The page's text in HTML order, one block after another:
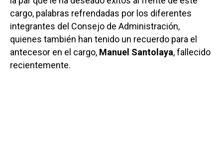
cargo, palabras refrendadas por los diferentes
integrantes del Consejo de Administración,
quienes también han tenido un recuerdo para el
antecesor en el cargo, Manuel Santolaya, fallecido
recientemente.